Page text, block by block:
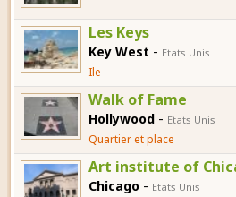
Les Keys
Key West - Etats Unis
Ile
Walk of Fame
Hollywood - Etats Unis
Quartier et place
Art institute of
Chicago - Etats Unis